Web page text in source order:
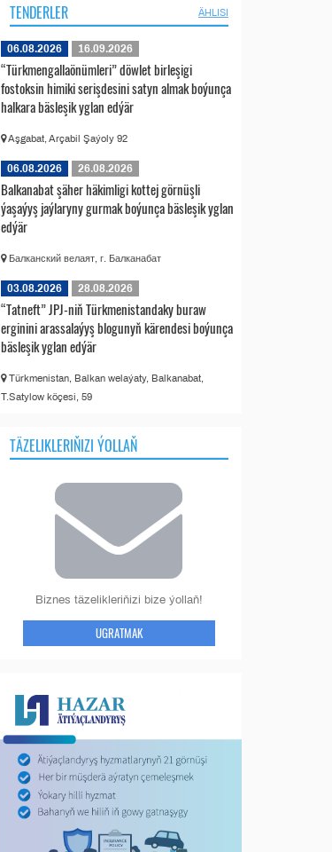
TENDERLER ÄHLISI
06.08.2026 16.09.2026
“Türkmengallaönümleri” döwlet birleşigi
fostoksin himiki serişdesini satyn almak boýunça
halkara bäsleşik yglan edýär
Aşgabat, Arçabil Şaýoly 92
06.08.2026 26.08.2026
Balkanabat şäher häkimligi kottej görnüşli
ýaşaýyş jaýlaryny gurmak boýunça bäsleşik yglan
edýär
Балканский велаят, г. Балканабат
03.08.2026 28.08.2026
“Tatneft” JPJ-niň Türkmenistandaky buraw
erginini arassalaýyş blogunyň kärendesi boýunça
bäsleşik yglan edýär
Türkmenistan, Balkan welaýaty, Balkanabat,
T.Satylow köçesi, 59
TÄZELIKLERIŇIZI ÝOLLAŇ
Biznes täzelikleriňizi bize ýollaň!
UGRATMAK